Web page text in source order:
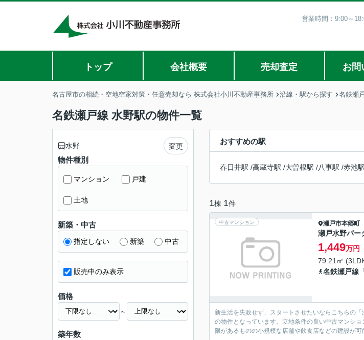
営業時間：9:00～
トップ 会社概要 売却査定 お問
名古屋市の相続・空地空家対策・任意売却なら 株式会社小川不動産事務所 沿線・駅から探す 名鉄瀬
名鉄瀬戸線 水野駅の物件一覧
おすすめの駅
春日井駅 /高蔵寺駅 /大曽根駅 /八事駅 /赤池駅
1棟 1件
中古マンション 瀬戸市本郷町
瀬戸水野パー
1,449万円
79.21㎡
名鉄瀬戸線
新生活を失敗せず、スタートさせたいならこちらの
の物件となっています。立地条件の良い中古マンシ
限があるものの小規模な店舗や飲食店などの建設が
水野 変更
物件種別
マンション 戸建
土地
新築・中古
指定しない 新築 中古
販売中のみ表示
価格
～
築年数